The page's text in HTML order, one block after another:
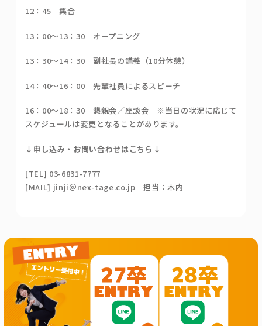
12：45 集合
13：00～13：30 オープニング
13：30～14：30 副社長の講義（10分休憩）
14：40～16：00 先輩社員によるスピーチ
16：00～18：30 懇親会／座談会 ※当日の状況に応じて
スケジュールは変更となることがあります。
↓申し込み・お問い合わせはこちら↓
[TEL] 03-6831-7777
[MAIL] jinji＠nex-tage.co.jp 担当：木内